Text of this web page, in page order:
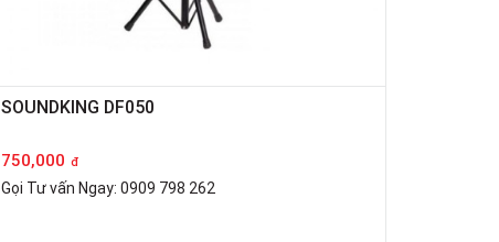
SOUNDKING DF050
750,000 đ
Gọi Tư vấn Ngay: 0909 798 262